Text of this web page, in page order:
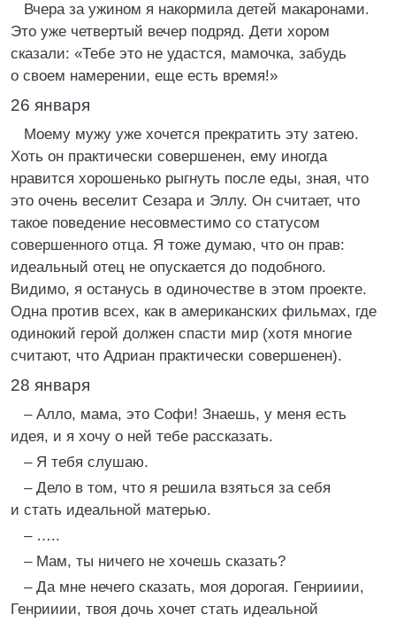
Вчера за ужином я накормила детей макаронами.
Это уже четвертый вечер подряд. Дети хором
сказали: «Тебе это не удастся, мамочка, забудь
о своем намерении, еще есть время!»
26 января
Моему мужу уже хочется прекратить эту затею.
Хоть он практически совершенен, ему иногда
нравится хорошенько рыгнуть после еды, зная, что
это очень веселит Сезара и Эллу. Он считает, что
такое поведение несовместимо со статусом
совершенного отца. Я тоже думаю, что он прав:
идеальный отец не опускается до подобного.
Видимо, я останусь в одиночестве в этом проекте.
Одна против всех, как в американских фильмах, где
одинокий герой должен спасти мир (хотя многие
считают, что Адриан практически совершенен).
28 января
– Алло, мама, это Софи! Знаешь, у меня есть
идея, и я хочу о ней тебе рассказать.
– Я тебя слушаю.
– Дело в том, что я решила взяться за себя
и стать идеальной матерью.
– …..
– Мам, ты ничего не хочешь сказать?
– Да мне нечего сказать, моя дорогая. Генрииии,
Генрииии, твоя дочь хочет стать идеальной